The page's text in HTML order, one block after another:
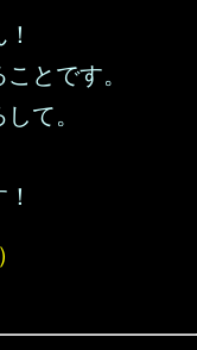
とです。
て。
）